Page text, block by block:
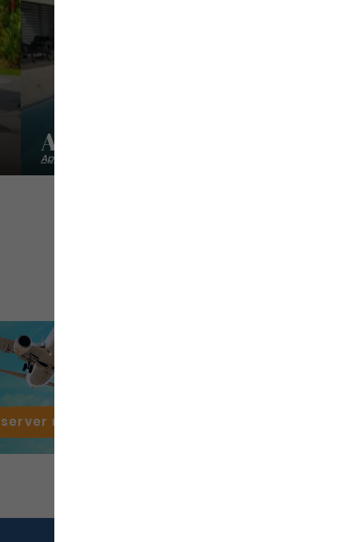
Appartement Bleu Horizon
Appartements et studios
mon